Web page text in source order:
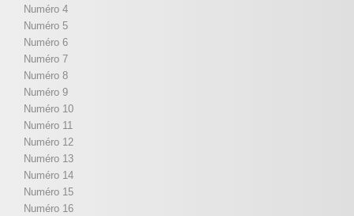
Numéro 4
Numéro 5
Numéro 6
Numéro 7
Numéro 8
Numéro 9
Numéro 10
Numéro 11
Numéro 12
Numéro 13
Numéro 14
Numéro 15
Numéro 16